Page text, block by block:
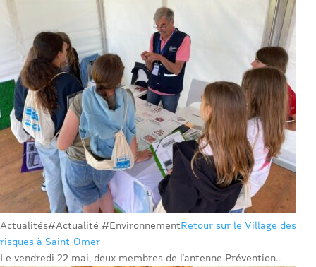
Actualités#Actualité #EnvironnementRetour sur le Village des
risques à Saint-Omer
Le vendredi 22 mai, deux membres de l’antenne Prévention...